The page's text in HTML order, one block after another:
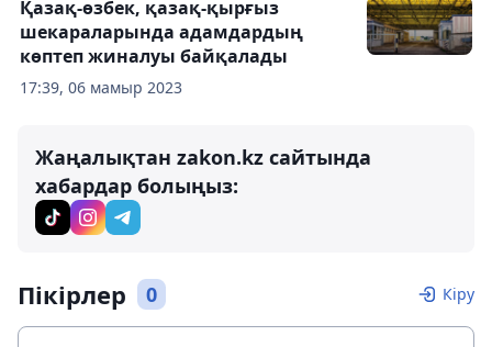
17:39, 06 мамыр 2023
Қазақ-өзбек, қазақ-қырғыз
шекараларында адамдардың
көптеп жиналуы байқалады
Жаңалықтан zakon.kz сайтында
хабардар болыңыз:
Пікірлер 0 Кіру